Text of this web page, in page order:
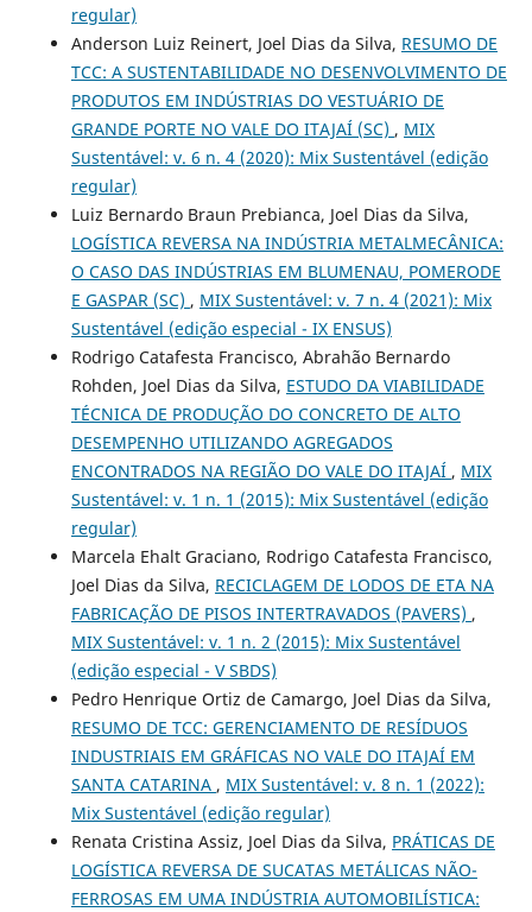
regular)
Anderson Luiz Reinert, Joel Dias da Silva, RESUMO DE
TCC: A SUSTENTABILIDADE NO DESENVOLVIMENTO DE
PRODUTOS EM INDÚSTRIAS DO VESTUÁRIO DE
GRANDE PORTE NO VALE DO ITAJAÍ (SC) , MIX
Sustentável: v. 6 n. 4 (2020): Mix Sustentável (edição
regular)
Luiz Bernardo Braun Prebianca, Joel Dias da Silva,
LOGÍSTICA REVERSA NA INDÚSTRIA METALMECÂNICA:
O CASO DAS INDÚSTRIAS EM BLUMENAU, POMERODE
E GASPAR (SC) , MIX Sustentável: v. 7 n. 4 (2021): Mix
Sustentável (edição especial - IX ENSUS)
Rodrigo Catafesta Francisco, Abrahão Bernardo
Rohden, Joel Dias da Silva, ESTUDO DA VIABILIDADE
TÉCNICA DE PRODUÇÃO DO CONCRETO DE ALTO
DESEMPENHO UTILIZANDO AGREGADOS
ENCONTRADOS NA REGIÃO DO VALE DO ITAJAÍ , MIX
Sustentável: v. 1 n. 1 (2015): Mix Sustentável (edição
regular)
Marcela Ehalt Graciano, Rodrigo Catafesta Francisco,
Joel Dias da Silva, RECICLAGEM DE LODOS DE ETA NA
FABRICAÇÃO DE PISOS INTERTRAVADOS (PAVERS) ,
MIX Sustentável: v. 1 n. 2 (2015): Mix Sustentável
(edição especial - V SBDS)
Pedro Henrique Ortiz de Camargo, Joel Dias da Silva,
RESUMO DE TCC: GERENCIAMENTO DE RESÍDUOS
INDUSTRIAIS EM GRÁFICAS NO VALE DO ITAJAÍ EM
SANTA CATARINA , MIX Sustentável: v. 8 n. 1 (2022):
Mix Sustentável (edição regular)
Renata Cristina Assiz, Joel Dias da Silva, PRÁTICAS DE
LOGÍSTICA REVERSA DE SUCATAS METÁLICAS NÃO-
FERROSAS EM UMA INDÚSTRIA AUTOMOBILÍSTICA: